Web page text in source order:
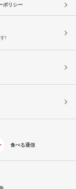
ポリシー
!
食べる通信